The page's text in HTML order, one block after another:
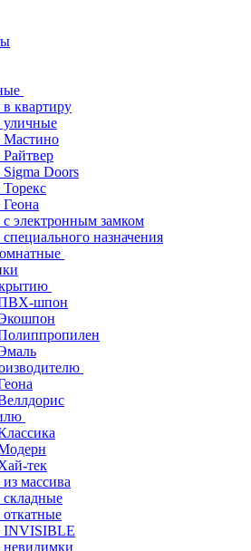
квартиру
уличные
Мастино
Doors
электронным замком
назначения
шпон
тек
массива
INVISIBLE
невидимки